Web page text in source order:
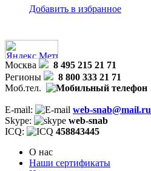
Добавить в избранное
Москва
8 495 215 21 71
Регионы
8 800 333 21 71
Моб.тел.
E-mail:
web-snab@mail.ru
Skype:
web-snab
ICQ:
458843445
О нас
Наши сертификаты